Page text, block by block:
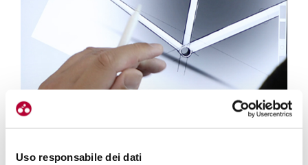
Uso responsabile dei dati